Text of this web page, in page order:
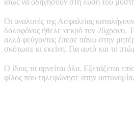
Οι αναλυτές της Ασφαλείας
δολοφόνος ήθελε νεκρό τον 26χρονο.
αλλά φεύγοντας έπεσε πάνω στην
σκότωσε κι εκείνη. Για αυτό και το
Ο ίδιος τα αρνείται όλα. Εξετάζεται
φίλος που τηλεφώνησε στην αστυνομία.